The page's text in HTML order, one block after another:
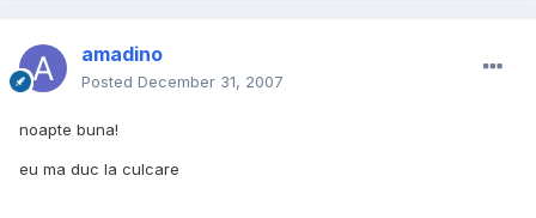
amadino
Posted December 31, 2007
noapte buna!
eu ma duc la culcare